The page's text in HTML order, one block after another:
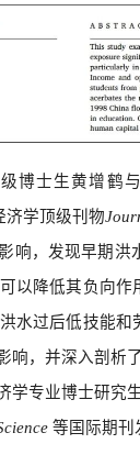
博士生黄增鹤
济学顶级刊物
响，发现早期洪
以降低其负向
水过后低技能
，并深入剖析
学专业博士研
等国际期刊